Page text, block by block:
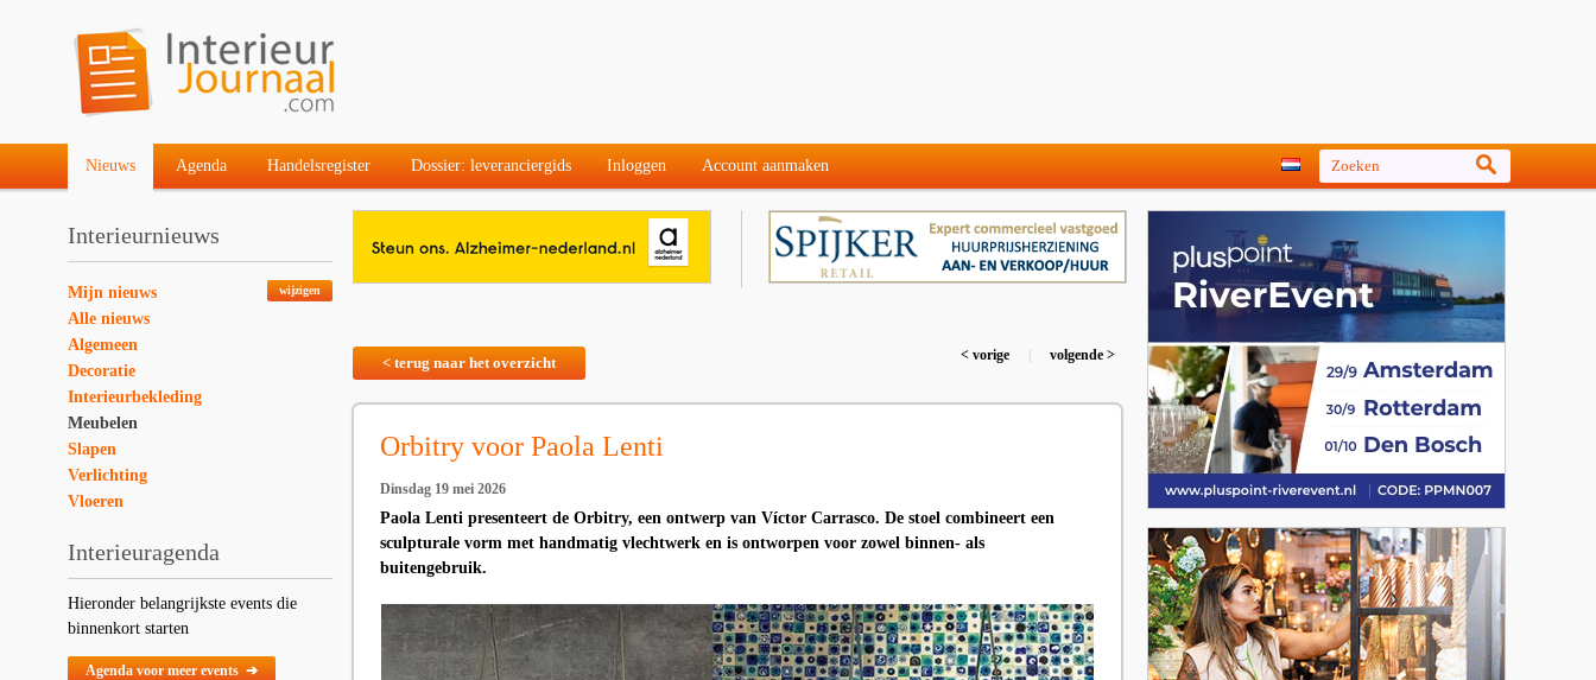
Nieuws Agenda Handelsregister Dossier: leveranciergids Inloggen Account aanmaken
Interieurnieuws
wijzigen
Mijn nieuws
Alle nieuws
Algemeen
Decoratie
Interieurbekleding
Meubelen
Slapen
Verlichting
Vloeren
Interieuragenda
Hieronder belangrijkste events die
binnenkort starten
Agenda voor meer events ➔
< terug naar het overzicht < vorige volgende >
Orbitry voor Paola Lenti
Dinsdag 19 mei 2026
Paola Lenti presenteert de Orbitry, een ontwerp van Víctor Carrasco. De stoel combineert een
sculpturale vorm met handmatig vlechtwerk en is ontworpen voor zowel binnen- als
buitengebruik.